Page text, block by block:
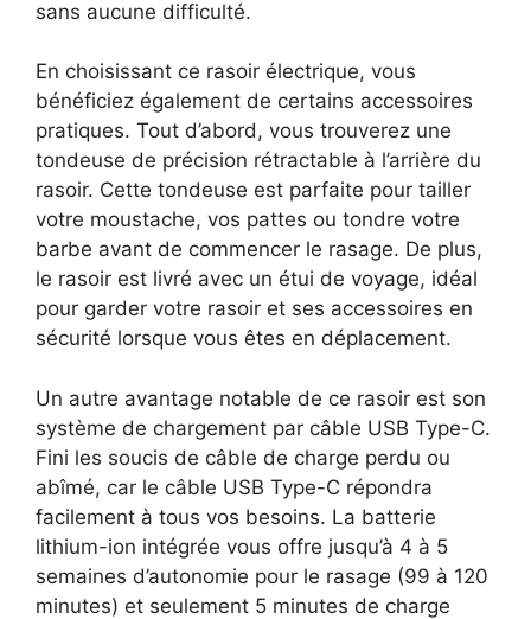
sans aucune difficulté.
En choisissant ce rasoir électrique, vous
bénéficiez également de certains accessoires
pratiques. Tout d’abord, vous trouverez une
tondeuse de précision rétractable à l’arrière du
rasoir. Cette tondeuse est parfaite pour tailler
votre moustache, vos pattes ou tondre votre
barbe avant de commencer le rasage. De plus,
le rasoir est livré avec un étui de voyage, idéal
pour garder votre rasoir et ses accessoires en
sécurité lorsque vous êtes en déplacement.
Un autre avantage notable de ce rasoir est son
système de chargement par câble USB Type-C.
Fini les soucis de câble de charge perdu ou
abîmé, car le câble USB Type-C répondra
facilement à tous vos besoins. La batterie
lithium-ion intégrée vous offre jusqu’à 4 à 5
semaines d’autonomie pour le rasage (99 à 120
minutes) et seulement 5 minutes de charge